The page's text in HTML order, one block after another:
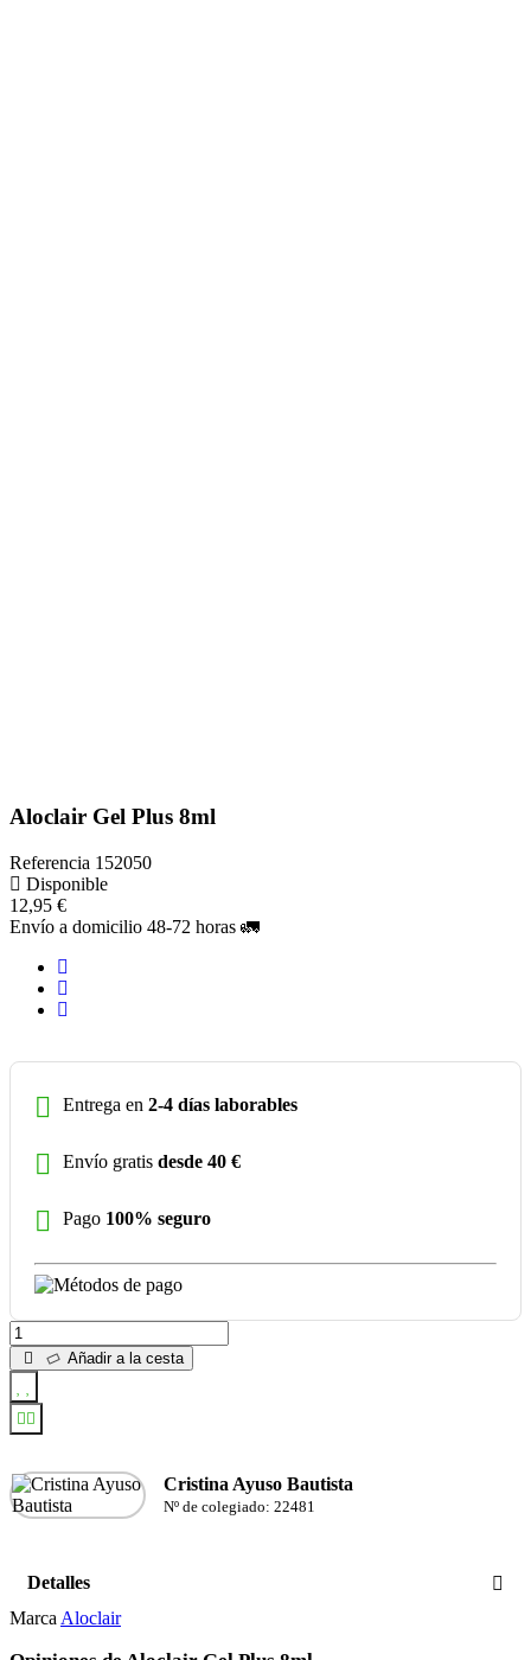
Aloclair Gel Plus 8ml
Referencia 152050
Disponible
12,95 €
Envío a domicilio 48-72 horas 🚛
Entrega en 2-4 días laborables
Envío gratis desde 40 €
Pago 100% seguro
Añadir a la cesta
Cristina Ayuso Bautista
Nº de colegiado: 22481
Detalles
Marca Aloclair